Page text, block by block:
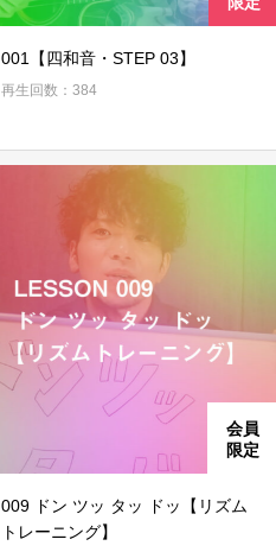
001【四和音・STEP 03】
再生回数：384
009 ドン ツッ タッ ドッ【リズム
トレーニング】